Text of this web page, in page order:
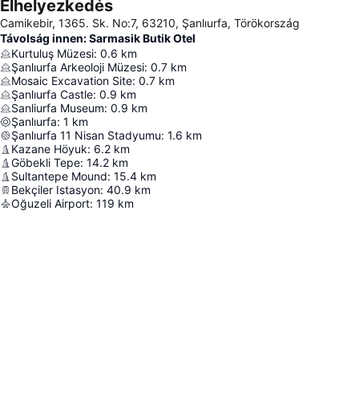
Elhelyezkedés
Camikebir, 1365. Sk. No:7, 63210, Şanlıurfa, Törökország
Távolság innen: Sarmasik Butik Otel
Kurtuluş Müzesi: 0.6 km
Şanlıurfa Arkeoloji Müzesi: 0.7 km
Mosaic Excavation Site: 0.7 km
Şanlıurfa Castle: 0.9 km
Sanliurfa Museum: 0.9 km
Şanlıurfa: 1 km
Şanlıurfa 11 Nisan Stadyumu: 1.6 km
Kazane Höyuk: 6.2 km
Göbekli Tepe: 14.2 km
Sultantepe Mound: 15.4 km
Bekçiler Istasyon: 40.9 km
Oğuzeli Airport: 119 km